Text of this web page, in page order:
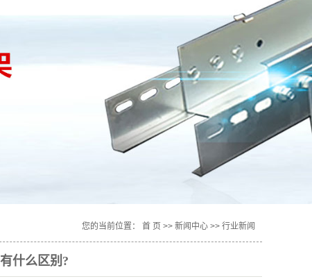
您的当前位置： 首 页 >> 新闻中心 >> 行业新闻
什么区别?